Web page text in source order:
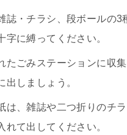
誌・チラシ、段ボールの3
字に縛ってください。
たごみステーションに収
出しましょう。
は、雑誌や二つ折りのチ
れて出してください。